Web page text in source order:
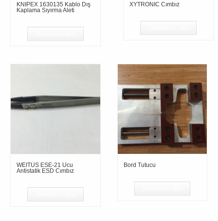
KNIPEX 1630135 Kablo Dış
Kaplama Sıyırma Aleti
XYTRONIC Cımbız
WEITUS ESE-21 Ucu
Antistatik ESD Cımbız
Bord Tutucu